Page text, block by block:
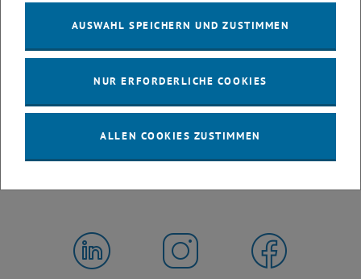
https://application.da-vienna.ac.at/academic-
, öffnet eine externe URL in einem neuen
Bitte kontaktieren Sie uns via Mail an:
AUSWAHL SPEICHERN UND ZUSTIMMEN
NUR ERFORDERLICHE COOKIES
ALLEN COOKIES ZUSTIMMEN